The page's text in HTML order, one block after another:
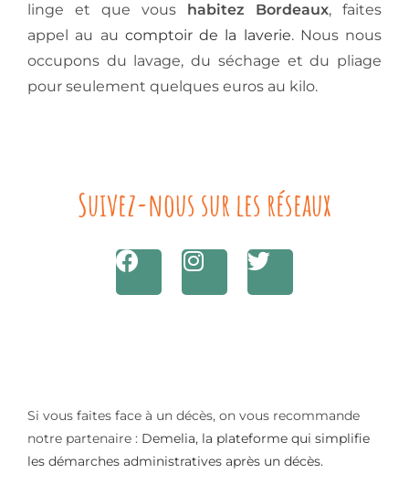
linge et que vous habitez Bordeaux, faites
appel au au comptoir de la laverie. Nous nous
occupons du lavage, du séchage et du pliage
pour seulement quelques euros au kilo.
Suivez-nous sur les réseaux
Si vous faites face à un décès, on vous recommande
notre partenaire : Demelia, la plateforme qui simplifie
les démarches administratives après un décès.